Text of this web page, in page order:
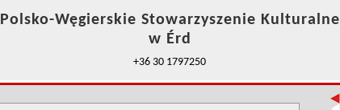
Polsko-Węgierskie Stowarzyszenie Kulturalne
w Érd
+36 30 1797250